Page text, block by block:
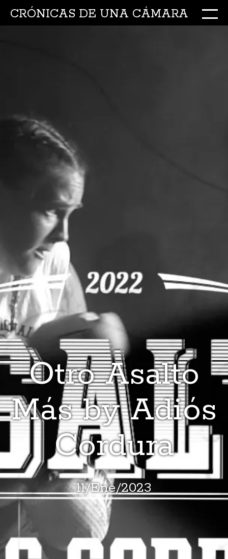
CRÓNICAS DE UNA CÁMARA
Ir
Otro Asalto
Más by Adiós
Cordura
11/Ene/2023